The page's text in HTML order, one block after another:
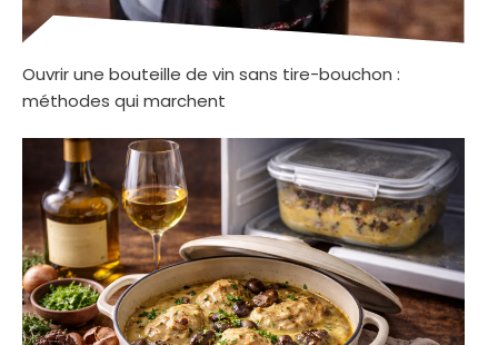
Ouvrir une bouteille de vin sans tire-bouchon :
méthodes qui marchent